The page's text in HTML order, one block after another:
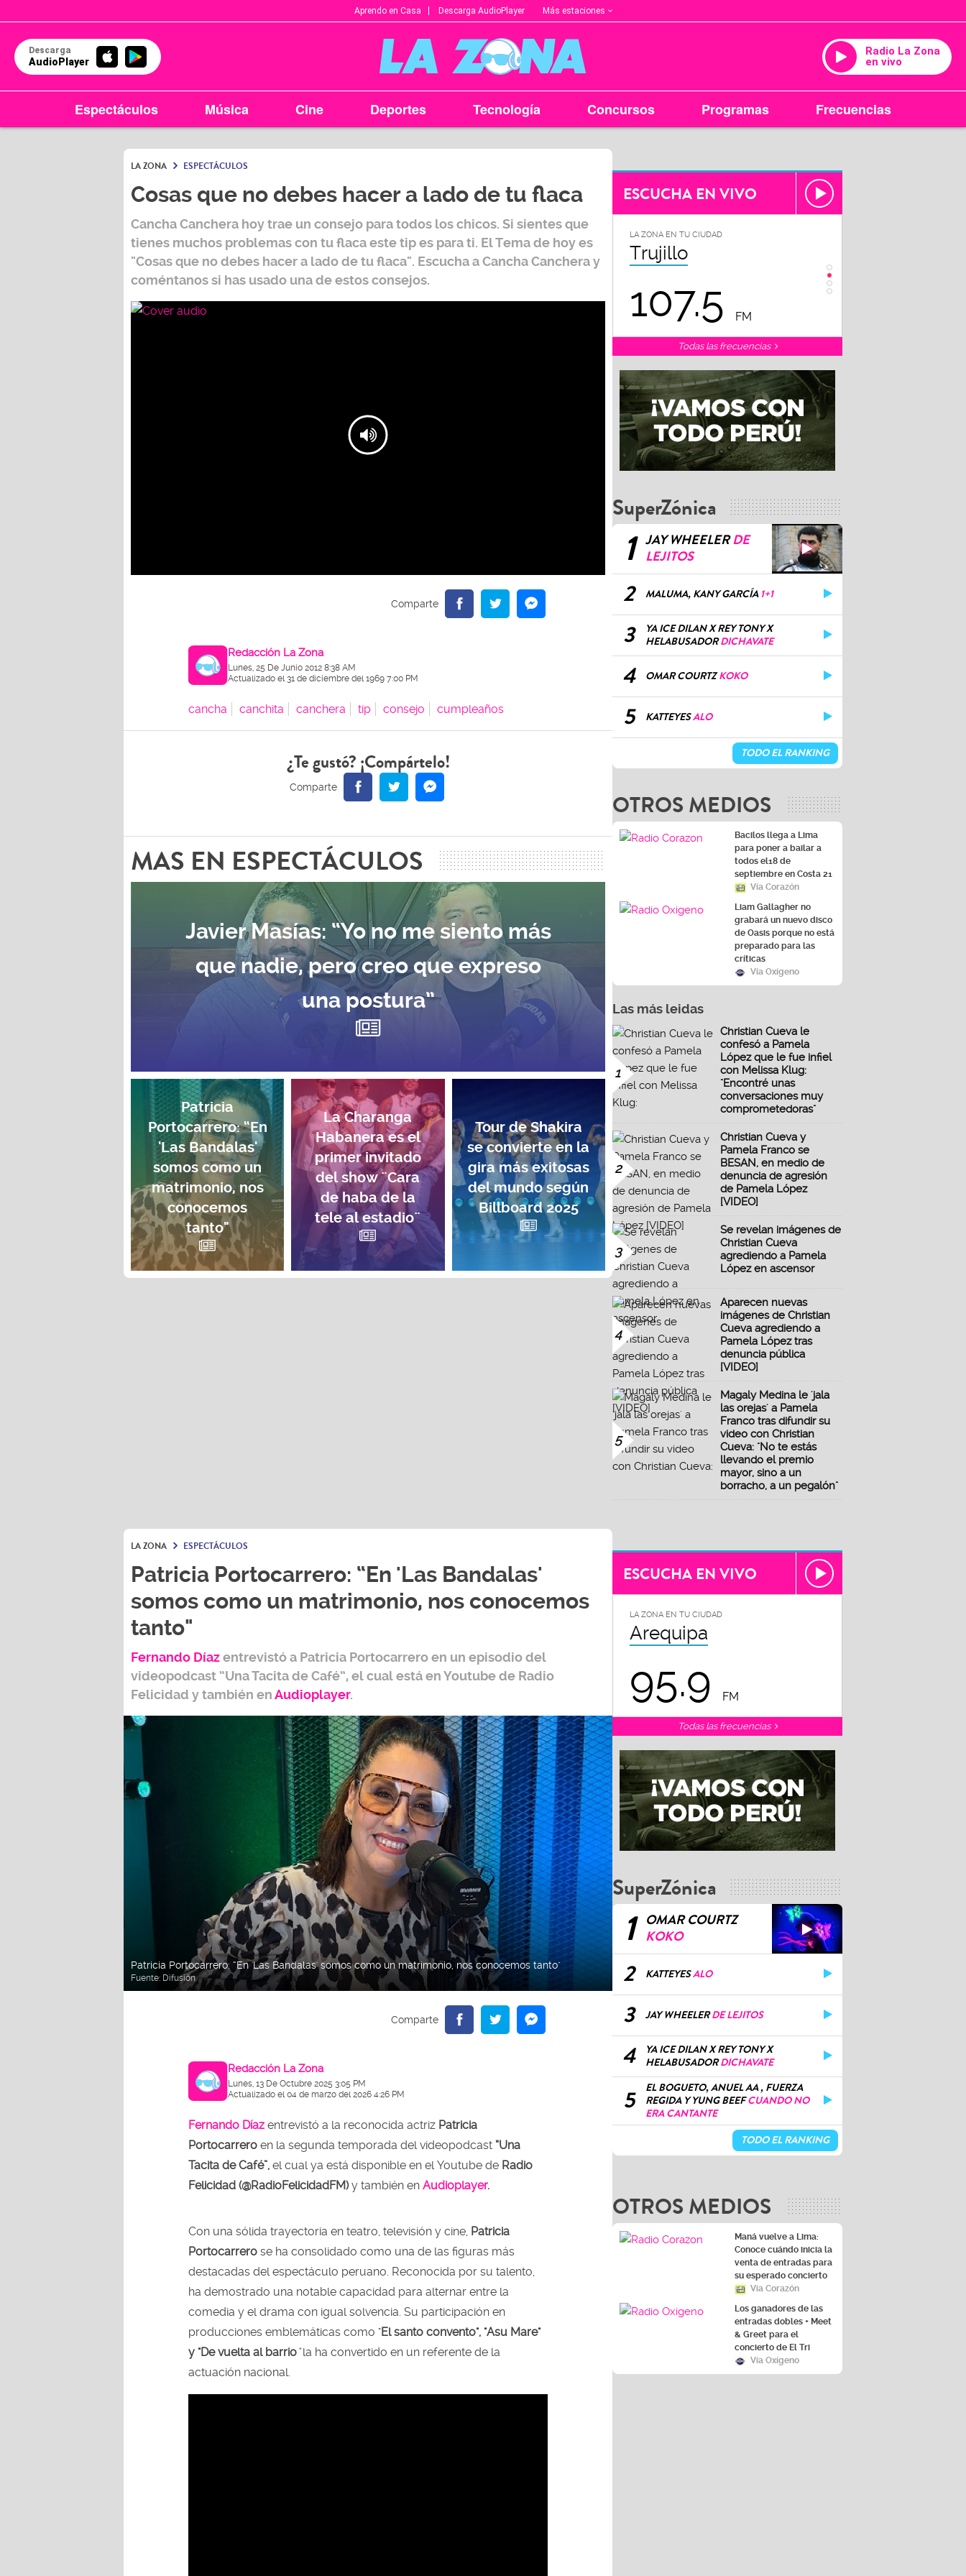
Aprendo en Casa Descarga AudioPlayer Más estaciones
Descarga
AudioPlayer
Radio La Zona
en vivo
Espectáculos Música Cine Deportes Tecnología Concursos Programas Frecuencias
LA ZONA ESPECTÁCULOS
Cosas que no debes hacer a lado de tu flaca
Cancha Canchera hoy trae un consejo para todos los chicos. Si sientes que
tienes muchos problemas con tu flaca este tip es para ti. El Tema de hoy es
"Cosas que no debes hacer a lado de tu flaca". Escucha a Cancha Canchera y
coméntanos si has usado una de estos consejos.
Redacción La Zona
Lunes, 25 De Junio 2012 8:38 AM
Actualizado el 31 de diciembre del 1969 7:00 PM
cancha canchita canchera tip consejo cumpleaños
¿Te gustó? ¡Compártelo!
MAS EN ESPECTÁCULOS
Javier Masías: “Yo no me siento más
que nadie, pero creo que expreso
una postura”
Patricia
Portocarrero: “En
'Las Bandalas'
somos como un
matrimonio, nos
conocemos
tanto"
La Charanga
Habanera es el
primer invitado
del show ¨Cara
de haba de la
tele al estadio¨
Tour de Shakira
se convierte en la
gira más exitosas
del mundo según
Billboard 2025
ESCUCHA EN VIVO
Arequipa
95.9
LA ZONA EN TU CIUDAD
Trujillo
107.5 FM 102.3
Todas las frecuencias
SuperZónica
1 JAY WHEELERDE
LEJITOS
2 MALUMA, KANY GARCÍA 1+1
3
YA ICE DILAN X REY TONY X
HELABUSADORDICHAVATE
4 OMAR COURTZKOKO
5 KATTEYESALO
TODO EL RANKING
OTROS MEDIOS
Bacilos llega a Lima
para poner a bailar a
todos el18 de
septiembre en Costa 21
Vía Corazón
Liam Gallagher no
grabará un nuevo disco
de Oasis porque no está
preparado para las
críticas
Vía Oxígeno
Las más leidas
1
Christian Cueva le
confesó a Pamela
López que le fue infiel
con Melissa Klug:
"Encontré unas
conversaciones muy
comprometedoras"
2
Christian Cueva y
Pamela Franco se
BESAN, en medio de
denuncia de agresión
de Pamela López
[VIDEO]
3
Se revelan imágenes de
Christian Cueva
agrediendo a Pamela
López en ascensor
4
Aparecen nuevas
imágenes de Christian
Cueva agrediendo a
Pamela López tras
denuncia pública
[VIDEO]
5
Magaly Medina le 'jala
las orejas' a Pamela
Franco tras difundir su
video con Christian
Cueva: "No te estás
llevando el premio
mayor, sino a un
borracho, a un pegalón"
LA ZONA ESPECTÁCULOS
Patricia Portocarrero: “En 'Las Bandalas'
somos como un matrimonio, nos conocemos
tanto"
Fernando Díazentrevistó a Patricia Portocarreroen un episodio del
videopodcast “Una Tacita de Café”, el cual está en Youtube de Radio
Felicidad y también enAudioplayer.
Patricia Portocarrero: “En 'Las Bandalas' somos como un matrimonio, nos conocemos tanto"
Fuente: Difusión
Redacción La Zona
Lunes, 13 De Octubre 2025 3:05 PM
Actualizado el 04 de marzo del 2026 4:26 PM
Fernando Díaz entrevistó a la reconocida actriz Patricia
Portocarrero en la segunda temporada del videopodcast “Una
Tacita de Café”, el cual ya está disponible en el Youtube de Radio
Felicidad (@RadioFelicidadFM)y también en Audioplayer.
Con una sólida trayectoria en teatro, televisión y cine, Patricia
Portocarrero se ha consolidado como una de las figuras más
destacadas del espectáculo peruano. Reconocida por su talento,
ha demostrado una notable capacidad para alternar entre la
comedia y el drama con igual solvencia. Su participación en
producciones emblemáticas como "El santo convento", "Asu Mare"
y "De vuelta al barrio"la ha convertido en un referente de la
actuación nacional.
ESCUCHA EN VIVO
LA ZONA EN TU CIUDAD
Arequipa
95.9 FM
Todas las frecuencias
SuperZónica
1
OMAR COURTZ
KOKO
2 KATTEYESALO
3 JAY WHEELERDE LEJITOS
4
YA ICE DILAN X REY TONY X
HELABUSADORDICHAVATE
5
EL BOGUETO, ANUEL AA , FUERZA
REGIDA Y YUNG BEEFCUANDO NO
ERA CANTANTE
TODO EL RANKING
OTROS MEDIOS
Maná vuelve a Lima:
Conoce cuándo inicia la
venta de entradas para
su esperado concierto
Vía Corazón
Los ganadores de las
entradas dobles + Meet
& Greet para el
concierto de El Tri
Vía Oxígeno